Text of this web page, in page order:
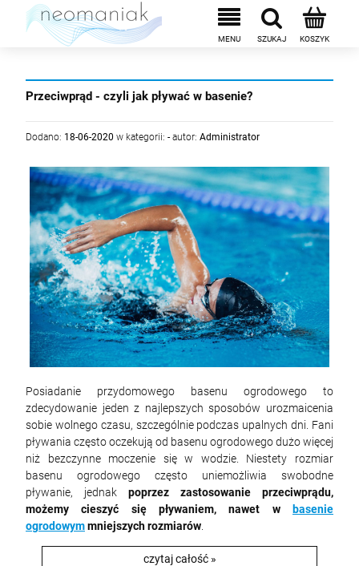
Przeciwprąd - czyli jak pływać w basenie?
Dodano: 18-06-2020 w kategorii: - autor: Administrator
Posiadanie przydomowego basenu ogrodowego to
zdecydowanie jeden z najlepszych sposobów urozmaicenia
sobie wolnego czasu, szczególnie podczas upalnych dni. Fani
pływania często oczekują od basenu ogrodowego dużo więcej
niż bezczynne moczenie się w wodzie. Niestety rozmiar
basenu ogrodowego często uniemożliwia swobodne
pływanie, jednak poprzez zastosowanie przeciwprądu,
możemy cieszyć się pływaniem, nawet w
basenie
ogrodowymmniejszych rozmiarów
czytaj całość »